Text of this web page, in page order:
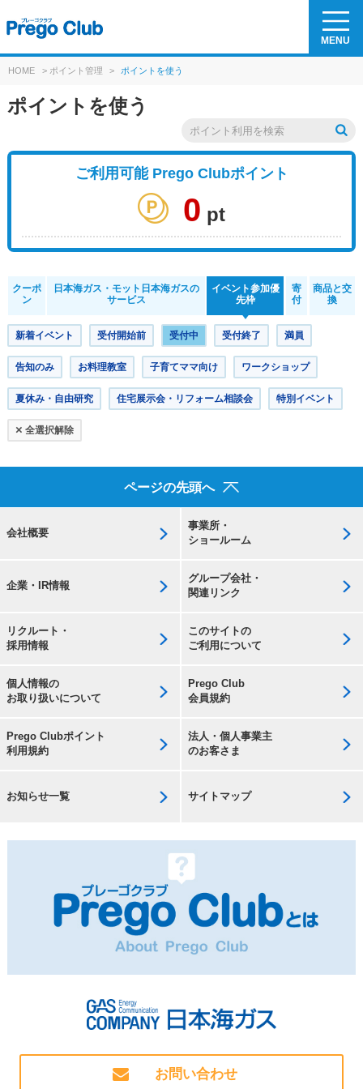
MENU
HOME > ポイント管理 > ポイントを使う
ポイントを使う
ご利用可能 Prego Clubポイント
0 pt
クーポ
ン
日本海ガス・モット日本海ガスの
サービス
イベント参加優
先枠
寄
付
商品と交
換
新着イベント 受付開始前 受付中 受付終了 満員
告知のみ お料理教室 子育てママ向け ワークショップ
夏休み・自由研究 住宅展示会・リフォーム相談会 特別イベント
× 全選択解除
ページの先頭へ
会社概要
事業所・
ショールーム
企業・IR情報
グループ会社・
関連リンク
リクルート・
採用情報
このサイトの
ご利用について
個人情報の
お取り扱いについて
Prego Club
会員規約
Prego Clubポイント
利用規約
法人・個人事業主
のお客さま
お知らせ一覧 サイトマップ
お問い合わせ